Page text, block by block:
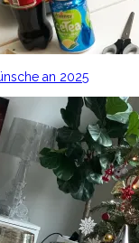
an 2025